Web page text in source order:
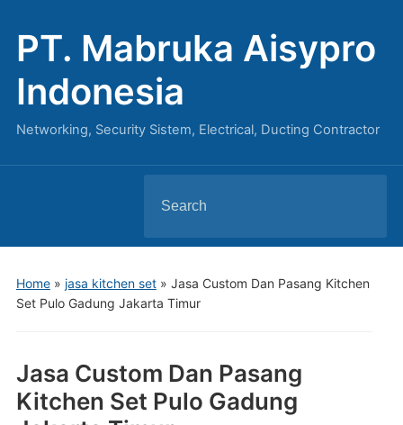
PT. Mabruka Aisypro
Indonesia
Networking, Security Sistem, Electrical, Ducting Contractor
for:
Home» jasa kitchen set» Jasa Custom Dan Pasang Kitchen
Set Pulo Gadung Jakarta Timur
Jasa Custom Dan Pasang
Kitchen Set Pulo Gadung